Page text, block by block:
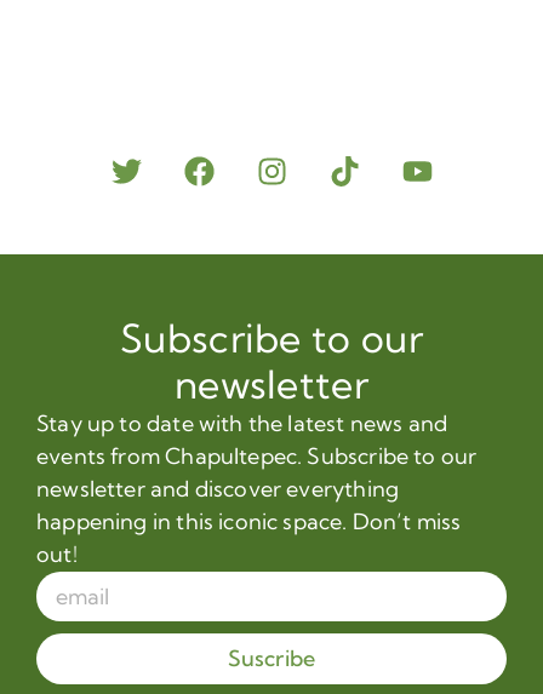
Subscribe to our
newsletter
Stay up to date with the latest news and
events from Chapultepec. Subscribe to our
newsletter and discover everything
happening in this iconic space. Don’t miss
out!
Suscribe